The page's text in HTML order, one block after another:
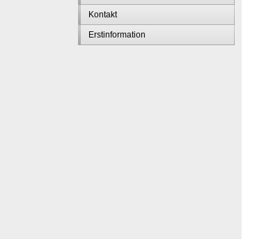
Kontakt
Erstinformation